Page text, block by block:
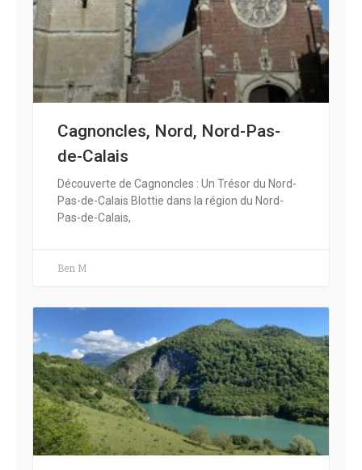
Cagnoncles, Nord, Nord-Pas-
de-Calais
Découverte de Cagnoncles : Un Trésor du Nord-
Pas-de-Calais Blottie dans la région du Nord-
Pas-de-Calais,
Ben M